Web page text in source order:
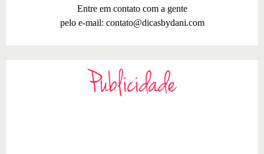
Entre em contato com a gente
pelo e-mail: contato@dicasbydani.com
Publicidade